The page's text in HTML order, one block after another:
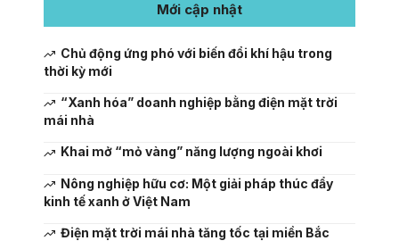
Mới cập nhật
Chủ động ứng phó với biến đổi khí hậu trong
thời kỳ mới
“Xanh hóa” doanh nghiệp bằng điện mặt trời
mái nhà
Khai mở “mỏ vàng” năng lượng ngoài khơi
Nông nghiệp hữu cơ: Một giải pháp thúc đẩy
kinh tế xanh ở Việt Nam
Điện mặt trời mái nhà tăng tốc tại miền Bắc